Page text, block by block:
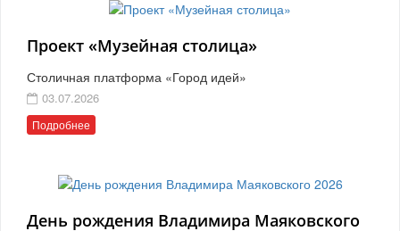
Проект «Музейная столица»
Столичная платформа «Город идей»
03.07.2026
Подробнее
День рождения Владимира Маяковского